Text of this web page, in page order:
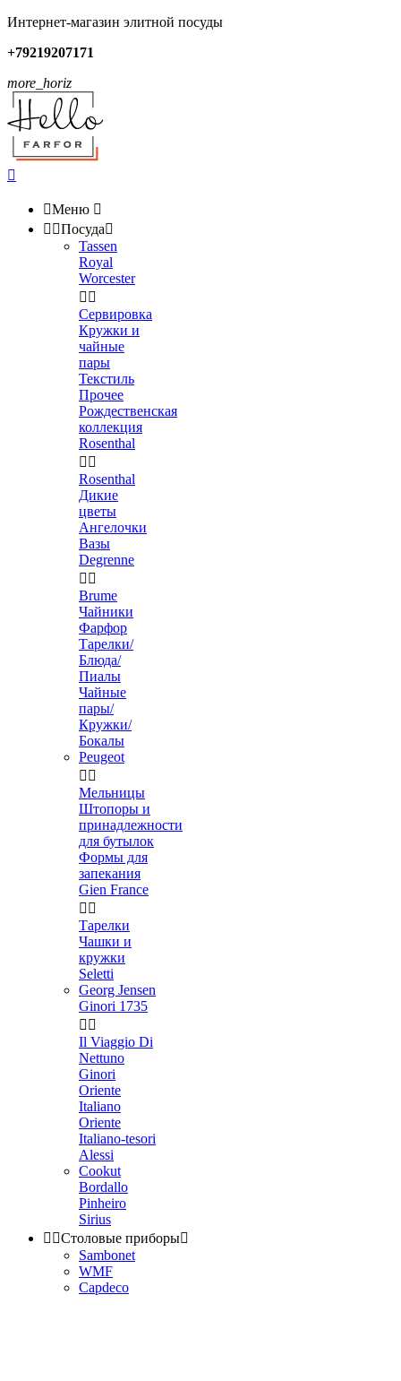
Интернет-магазин элитной посуды
+79219207171
more_horiz

Меню 
 Посуда
Tassen
Royal
Worcester
 
Сервировка
Кружки и
чайные
пары
Текстиль
Прочее
Рождественская
коллекция
Rosenthal
 
Rosenthal
Дикие
цветы
Ангелочки
Вазы
Degrenne
 
Brume
Чайники
Фарфор
Тарелки/
Блюда/
Пиалы
Чайные
пары/
Кружки/
Бокалы
Peugeot
 
Мельницы
Штопоры и
принадлежности
для бутылок
Формы для
запекания
Gien France
 
Тарелки
Чашки и
кружки
Seletti
Georg Jensen
Ginori 1735
 
Il Viaggio Di
Nettuno
Ginori
Oriente
Italiano
Oriente
Italiano-tesori
Alessi
Cookut
Bordallo
Pinheiro
Sirius
 Столовые приборы
Sambonet
WMF
Capdeco